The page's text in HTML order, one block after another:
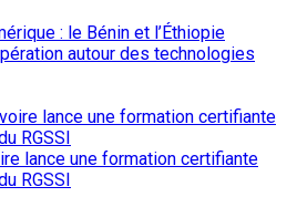
: le Bénin et l’Éthiopie
autour des technologies
lance une formation certifiante
RGSSI